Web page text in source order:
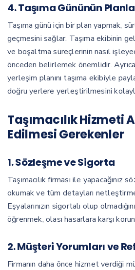
4. Taşıma Gününün
Taşıma günü için bir plan yapmak,
geçmesini sağlar. Taşıma ekibinin
ve boşaltma süreçlerinin nasıl
önceden belirlemek önemlidir.
yerleşim planını taşıma ekibiyle
doğru yerlere yerleştirilmesini
Taşımacılık Hizmeti
Edilmesi Gerekenler
1. Sözleşme ve Sigorta
Taşımacılık firması ile yapacağınız
okumak ve tüm detayları
Eşyalarınızın sigortalı olup
öğrenmek, olası hasarlara karşı
2. Müşteri Yorumları ve
Firmanın daha önce hizmet verdiği